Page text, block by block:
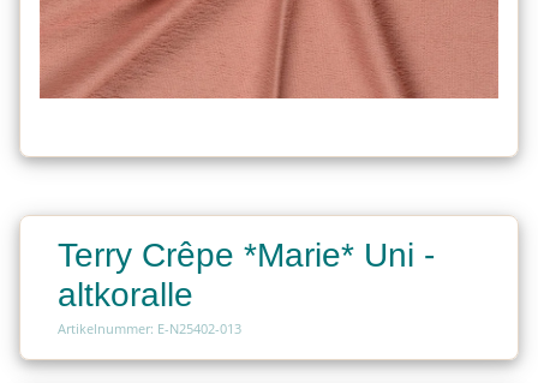
Terry Crêpe *Marie* Uni -
altkoralle
Artikelnummer: E-N25402-013